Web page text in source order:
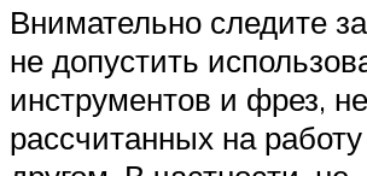
Внимательно следите
не допустить
инструментов и фрез, не
рассчитанных на работу